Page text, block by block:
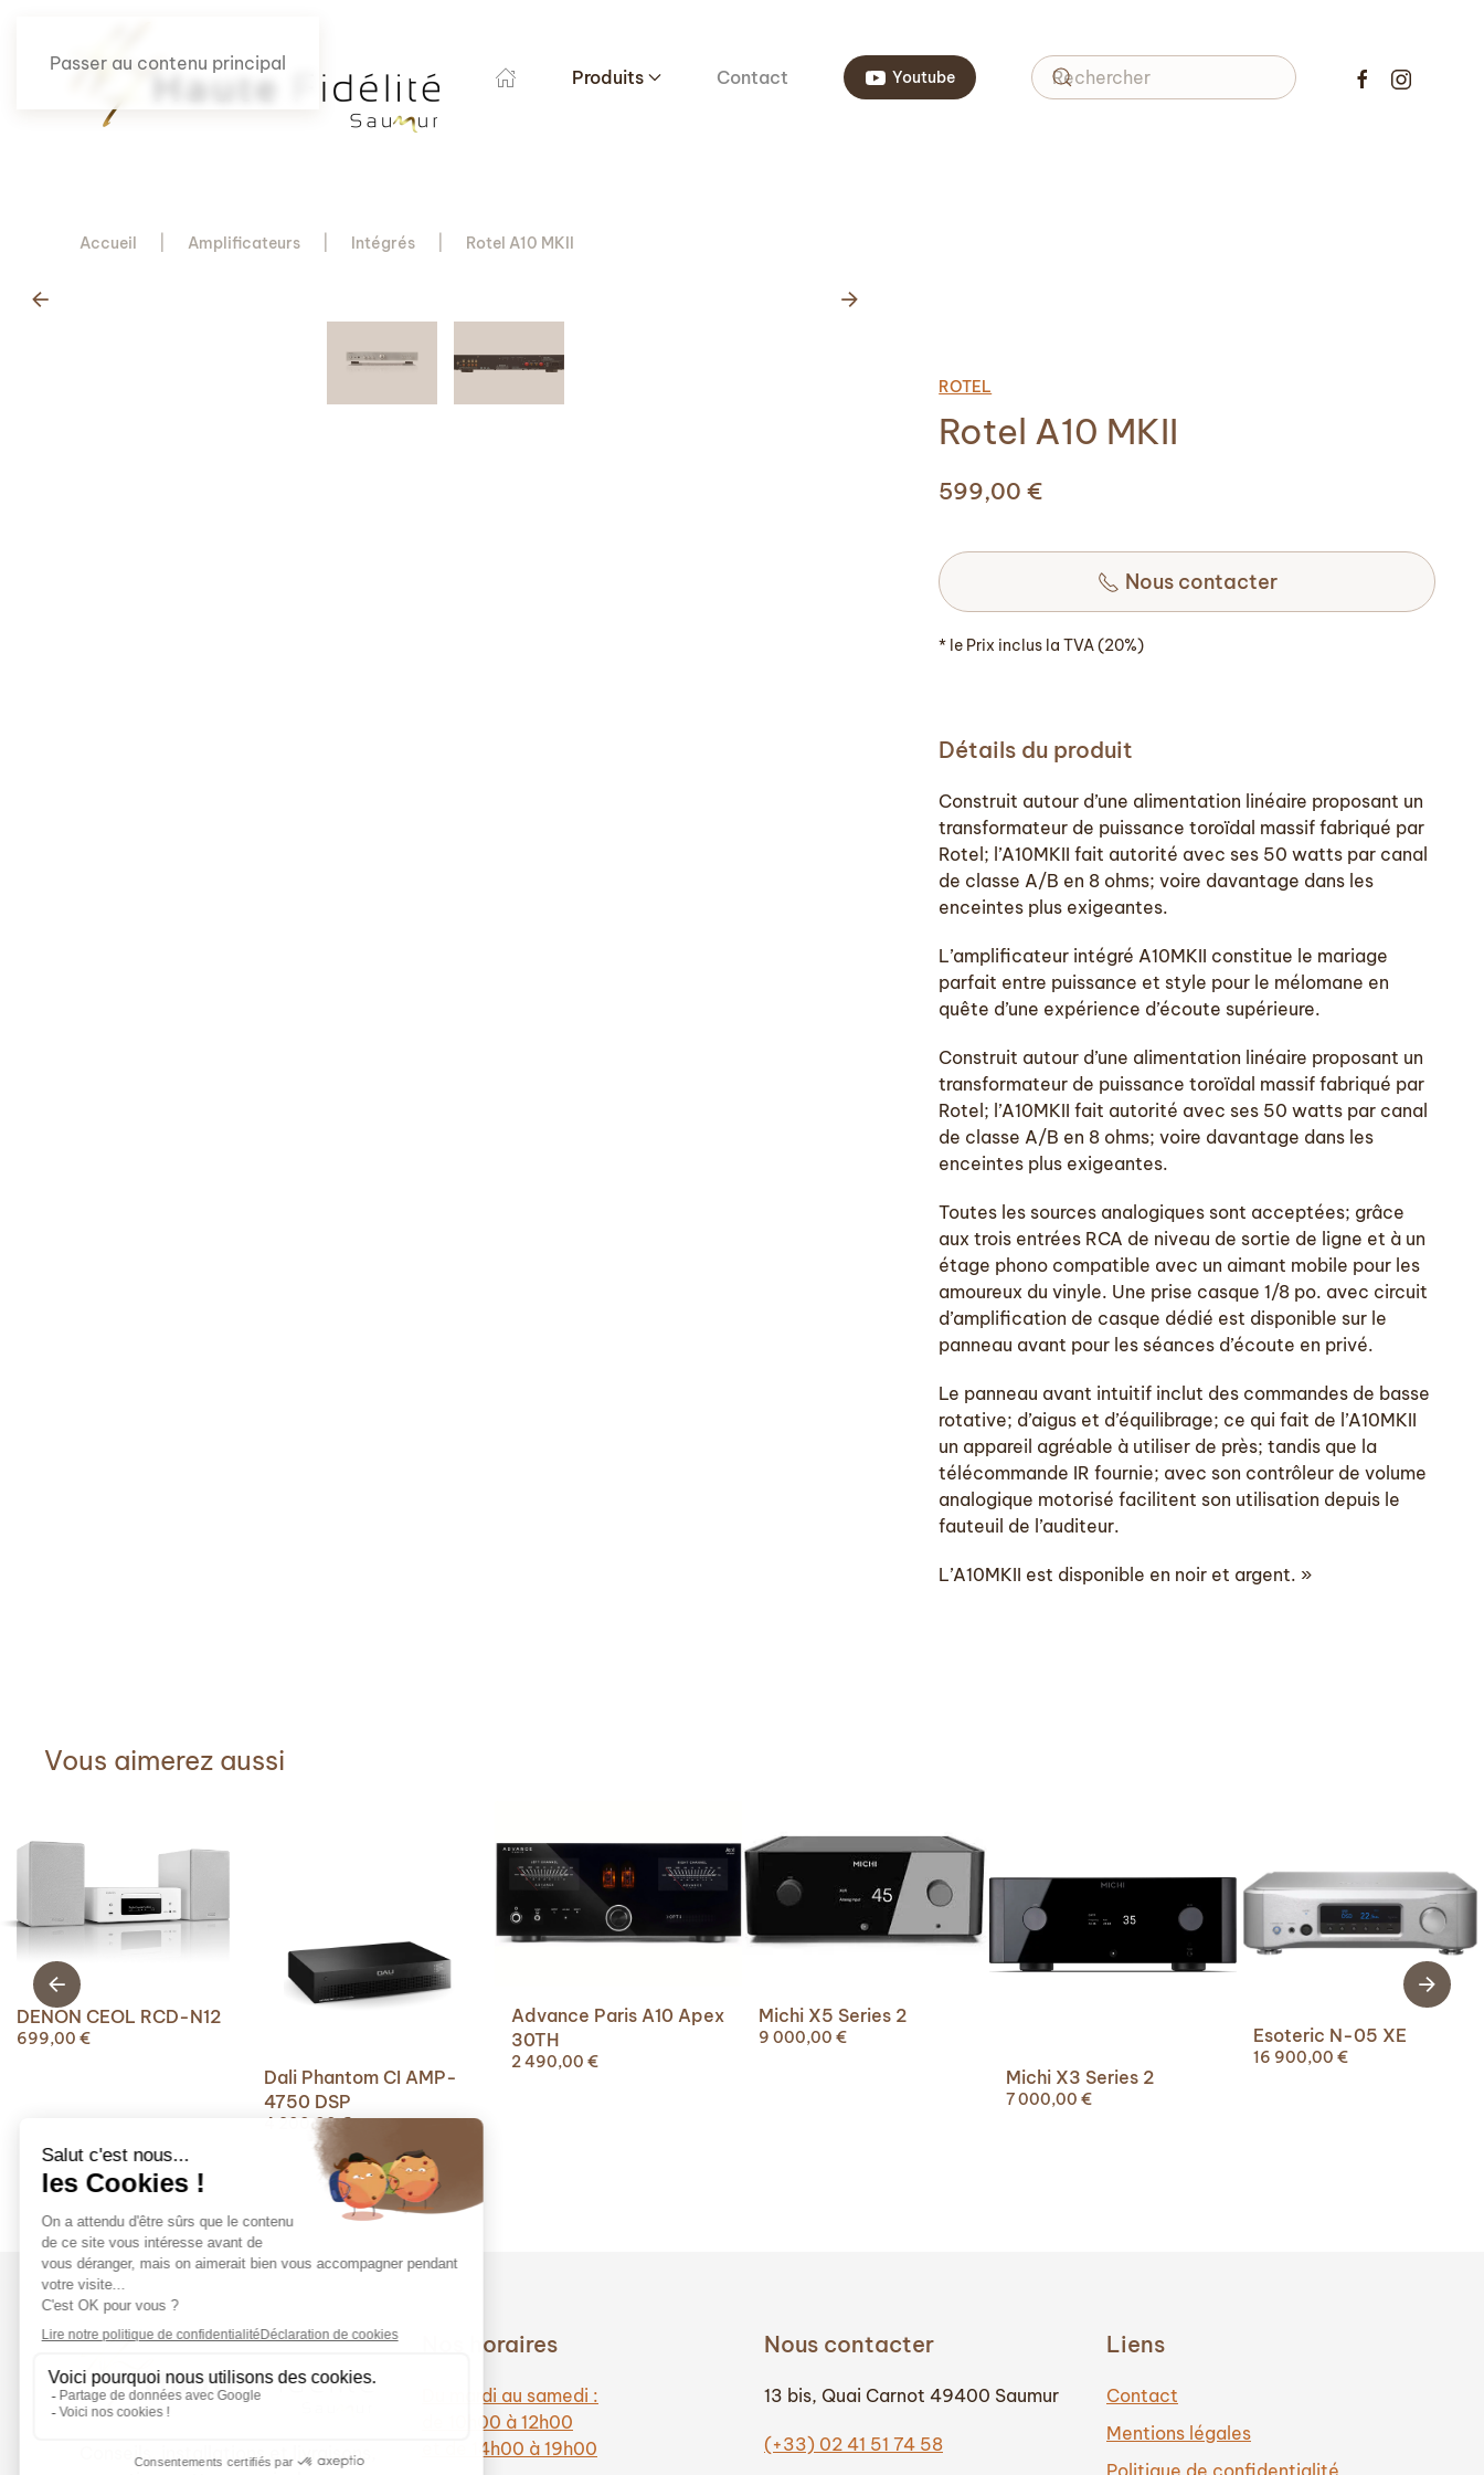
Passer au contenu principal
Produits Contact Youtube
Accueil Amplificateurs Intégrés Rotel A10 MKII
ROTEL
Rotel A10 MKII
599,00€
Nous contacter
* le Prix inclus la TVA (20%)
Détails du produit
Construit autour d’une alimentation linéaire proposant un
transformateur de puissance toroïdal massif fabriqué par
Rotel; l’A10MKII fait autorité avec ses 50 watts par canal
de classe A/B en 8 ohms; voire davantage dans les
enceintes plus exigeantes.
L’amplificateur intégré A10MKII constitue le mariage
parfait entre puissance et style pour le mélomane en
quête d’une expérience d’écoute supérieure.
Construit autour d’une alimentation linéaire proposant un
transformateur de puissance toroïdal massif fabriqué par
Rotel; l’A10MKII fait autorité avec ses 50 watts par canal
de classe A/B en 8 ohms; voire davantage dans les
enceintes plus exigeantes.
Toutes les sources analogiques sont acceptées; grâce
aux trois entrées RCA de niveau de sortie de ligne et à un
étage phono compatible avec un aimant mobile pour les
amoureux du vinyle. Une prise casque 1/8 po. avec circuit
d’amplification de casque dédié est disponible sur le
panneau avant pour les séances d’écoute en privé.
Le panneau avant intuitif inclut des commandes de basse
rotative; d’aigus et d’équilibrage; ce qui fait de l’A10MKII
un appareil agréable à utiliser de près; tandis que la
télécommande IR fournie; avec son contrôleur de volume
analogique motorisé facilitent son utilisation depuis le
fauteuil de l’auditeur.
L’A10MKII est disponible en noir et argent. »
Vous aimerez aussi
DENON CEOL RCD-N12
699,00 €
Dali Phantom CI AMP-
4750 DSP
4 200,00€
Advance Paris A10 Apex
30TH
2 490,00 €
Michi X5 Series 2
9 000,00 €
Michi X3 Series 2
7 000,00 €
Esoteric N-05 XE
16 900,00 €
Conseils, installations et livraisons,
Nos horaires
Du mardi au samedi :
de 10h00 à 12h00
et de 14h00 à 19h00
Nous contacter
13 bis, Quai Carnot 49400 Saumur
(+33) 02 41 51 74 58
Liens
Contact
Mentions légales